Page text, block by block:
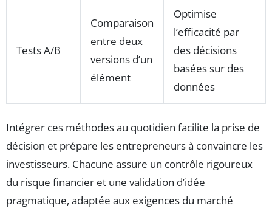
Tests A/B
Comparaison
entre deux
versions d’un
élément
Optimise
l’efficacité par
des décisions
basées sur des
données
Intégrer ces méthodes au quotidien facilite la prise de
décision et prépare les entrepreneurs à convaincre les
investisseurs. Chacune assure un contrôle rigoureux
du risque financier et une validation d’idée
pragmatique, adaptée aux exigences du marché